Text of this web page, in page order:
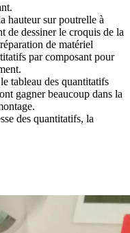
hauteur sur poutrelle à
de dessiner le croquis de la
de matériel
par composant pour
tableau des quantitatifs
gagner beaucoup dans la
des quantitatifs, la